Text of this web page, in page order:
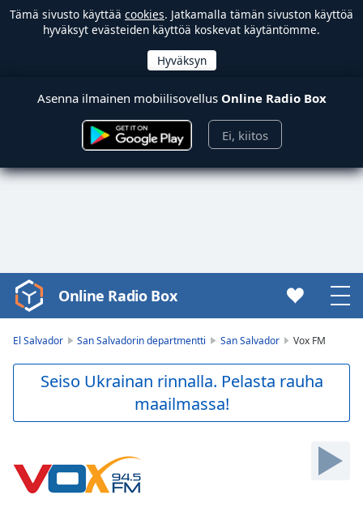
Tämä sivusto käyttää cookies. Jatkamalla tämän sivuston käyttöä
hyväksyt evästeiden käyttöä koskevat käytäntömme.
Asenna ilmainen mobiilisovellus Online Radio Box
Ei, kiitos
Video
Player
Skip
Forward
Mute
Online Radio Box
El Salvador San Salvadorin departmentti San Salvador Vox FM
Seiso Ukrainan rinnalla. Pelasta rauha
maailmassa!